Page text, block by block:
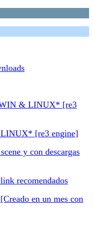
& LINUX* [re3
[re3 engine]
y con descargas
recomendados
en un mes con